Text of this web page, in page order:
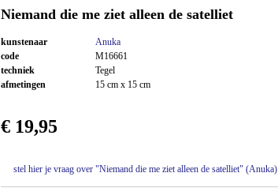
Niemand die me ziet alleen de satelliet
kunstenaar
Anuka
code
M16661
techniek
Tegel
afmetingen
15 cm x 15 cm
€ 19,95
stel hier je vraag over "Niemand die me ziet alleen de satelliet" (Anuka)